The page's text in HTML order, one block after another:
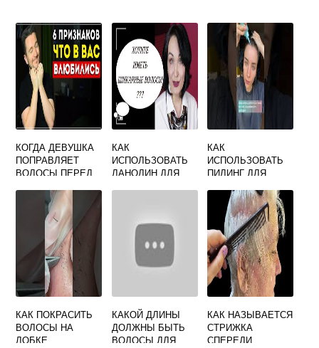
КОГДА ДЕВУШКА
ПОПРАВЛЯЕТ
ВОЛОСЫ ПЕРЕД
ОЗНАЧАЕТ
КАК
ИСПОЛЬЗОВАТЬ
ЛАНОЛИН ДЛЯ
КАК
ИСПОЛЬЗОВАТЬ
ПИЛИНГ ДЛЯ
КАК ПОКРАСИТЬ
ВОЛОСЫ НА
ЛОБКЕ
КАКОЙ ДЛИНЫ
ДОЛЖНЫ БЫТЬ
ВОЛОСЫ ДЛЯ
КАК НАЗЫВАЕТСЯ
СТРИЖКА
СПЕРЕДИ